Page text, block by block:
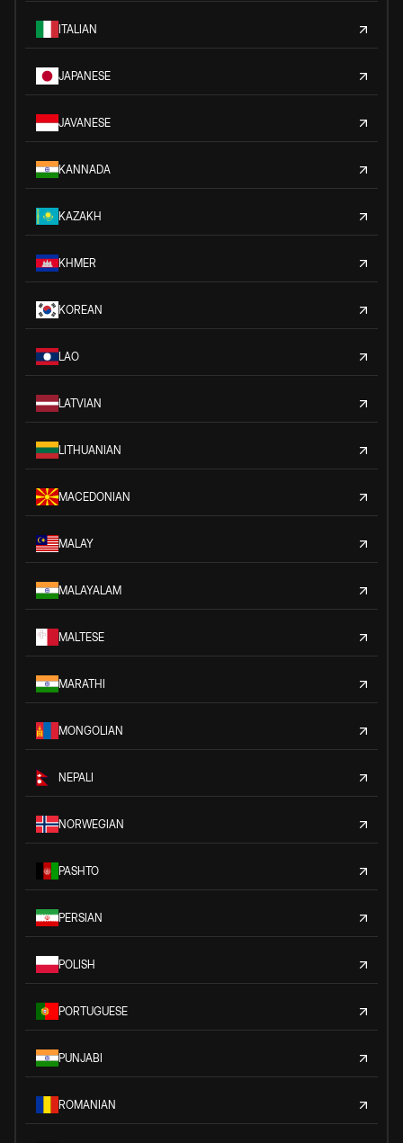
ITALIAN
JAPANESE
JAVANESE
KANNADA
KAZAKH
KHMER
KOREAN
LAO
LATVIAN
LITHUANIAN
MACEDONIAN
MALAY
MALAYALAM
MALTESE
MARATHI
MONGOLIAN
NEPALI
NORWEGIAN
PASHTO
PERSIAN
POLISH
PORTUGUESE
PUNJABI
ROMANIAN